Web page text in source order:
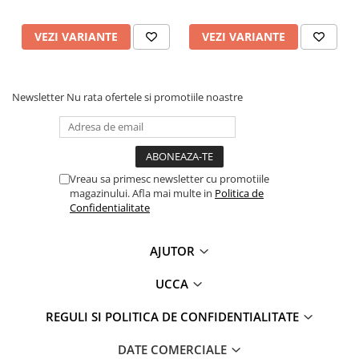
VEZI VARIANTE VEZI VARIANTE
Newsletter Nu rata ofertele si promotiile noastre
Vreau sa primesc newsletter cu promotiile
magazinului. Afla mai multe in Politica de
Confidentialitate
AJUTOR
UCCA
REGULI SI POLITICA DE CONFIDENTIALITATE
DATE COMERCIALE